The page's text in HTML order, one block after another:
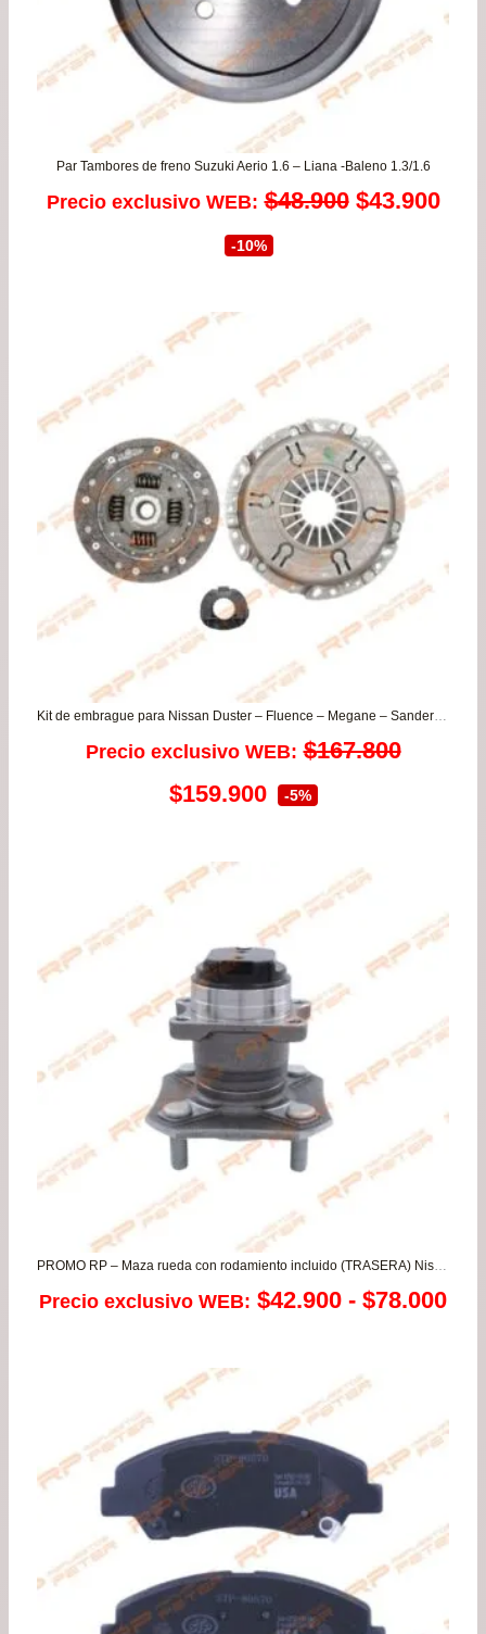
Par Tambores de freno Suzuki Aerio 1.6 – Liana -Baleno 1.3/1.6
Precio exclusivo WEB: $48.900 El
era:
$48.900.
$43.900El
-10%
Kit de embrague para Nissan Duster – Fluence – Megane – Sandero – Scenic ii
Precio exclusivo WEB: $167.800
El
original
$167.800.
$159.900El
actual
es:
$159.900.
-5%
PROMO RP – Maza rueda con rodamiento incluido (TRASERA) Nissan Tiida todos
Precio exclusivo WEB: $42.900 - $78.000